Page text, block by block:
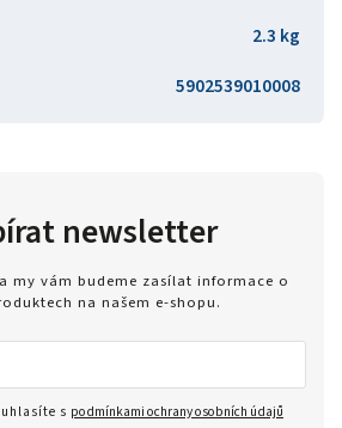
2.3 kg
5902539010008
newsletter
my vám budeme zasílat informace o
na našem e-shopu.
s podmínkami ochrany osobních údajů